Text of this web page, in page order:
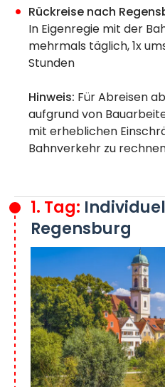
Rückreise nach
In Eigenregie mit der
mehrmals täglich, 1x
Stunden
Hinweis: Für Abreisen
aufgrund von
mit erheblichen
Bahnverkehr zu
1. Tag:
Regensburg